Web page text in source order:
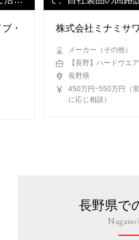
・
担当いただきます
株式会社ミナミサワ
メーカー（その他）
【長野】ハードウエ
長野県
450万円~550万円（
に応じ相談）
長野県で